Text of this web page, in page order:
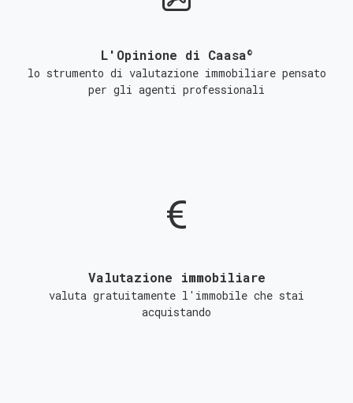
L'Opinione di Caasa©
lo strumento di valutazione immobiliare pensato
per gli agenti professionali
Valutazione immobiliare
valuta gratuitamente l'immobile che stai
acquistando